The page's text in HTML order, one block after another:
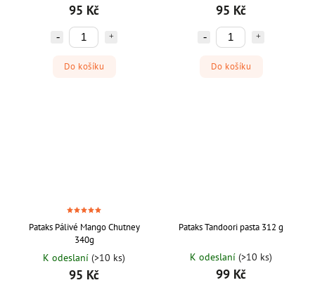
95 Kč
Do košíku
95 Kč
Do košíku
Pataks Pálivé Mango Chutney
340g
K odeslaní (>10 ks)
95 Kč
Pataks Tandoori pasta 312 g
K odeslaní (>10 ks)
99 Kč